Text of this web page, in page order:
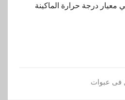
تقريبي معيار درجة حرارة الماكينة
فى عبوات